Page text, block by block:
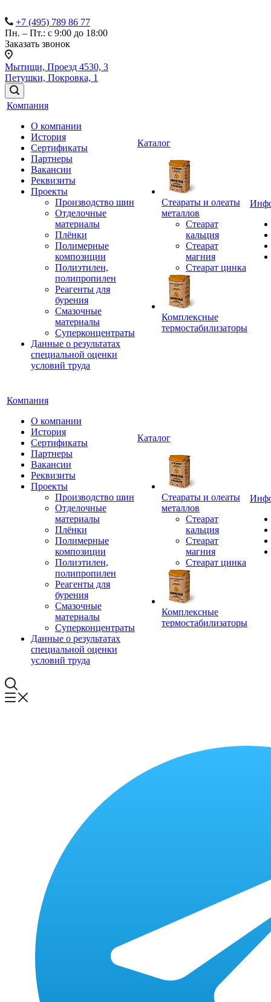
+7 (495) 789 86 77
Пн. – Пт.: с 9:00 до 18:00
Заказать звонок
Мытищи, Проезд 4530, 3
Петушки, Покровка, 1
Компания
О компании
История
Сертификаты
Партнеры
Вакансии
Реквизиты
Проекты
Производство шин
Отделочные
материалы
Плёнки
Полимерные
композиции
Полиэтилен,
полипропилен
Реагенты для
бурения
Смазочные
материалы
Суперконцентраты
Данные о результатах
специальной оценки
условий труда
Каталог
Стеараты и олеаты
металлов
Стеарат
кальция
Стеарат
магния
Стеарат цинка
Комплексные
термостабилизаторы
Компания
О компании
История
Сертификаты
Партнеры
Вакансии
Реквизиты
Проекты
Производство шин
Отделочные
материалы
Плёнки
Полимерные
композиции
Полиэтилен,
полипропилен
Реагенты для
бурения
Смазочные
материалы
Суперконцентраты
Данные о результатах
специальной оценки
условий труда
Каталог
Стеараты и олеаты
металлов
Стеарат
кальция
Стеарат
магния
Стеарат цинка
Комплексные
термостабилизаторы